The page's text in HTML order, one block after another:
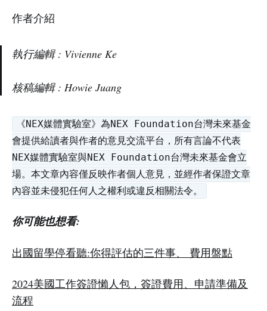
作者介紹
執行編輯 : Vivienne Ke
核稿編輯 : Howie Juang
《NEX媒體實驗室》為NEX Foundation台灣未來基金
會提供給讀者與作者的意見交流平台，所有言論不代表
NEX媒體實驗室與NEX Foundation台灣未來基金會立
場。本文章內容僅反映作者個人意見，並經作者保證文章
內容並未侵犯任何人之權利或違反相關法令。
你可能也想看:
出國留學停看聽:你得評估的三件事、 費用盤點
2024美國工作簽證懶人包，簽證費用、申請準備及
流程